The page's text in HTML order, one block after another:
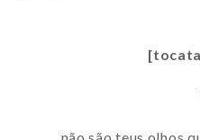
não são teus olhos